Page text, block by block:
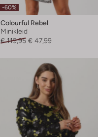
-60%
Colourful Rebel
Minikleid
€ 119,95 € 47,99